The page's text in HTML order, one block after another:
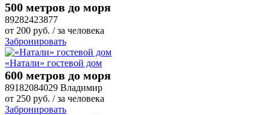
500 метров до моря
89282423877
от 200 руб. / за человека
Забронировать
«Натали» гостевой дом
600 метров до моря
89182084029 Владимир
от 250 руб. / за человека
Забронировать